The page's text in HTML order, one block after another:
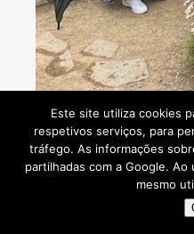
Viaje
Este site utiliza cookies
respetivos serviços, para
tráfego. As informações
partilhadas com a Google.
mesmo